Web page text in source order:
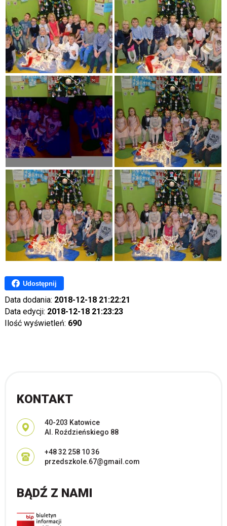
Udostępnij
Data dodania: 2018-12-18 21:22:21
Data edycji: 2018-12-18 21:23:23
Ilość wyświetleń: 690
KONTAKT
Adres pocztowy:
40-203 Katowice
Al. Roździeńskiego 88
+48 32 258 10 36
przedszkole.67@gmail.com
BĄDŹ Z NAMI